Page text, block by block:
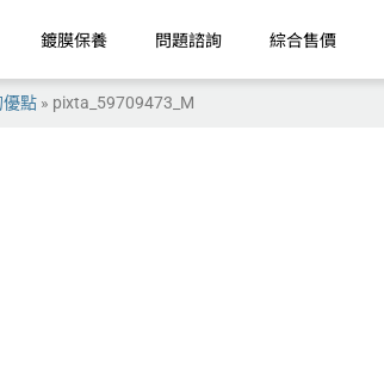
鍍膜保養 問題諮詢 綜合售價
優點 » pixta_59709473_M